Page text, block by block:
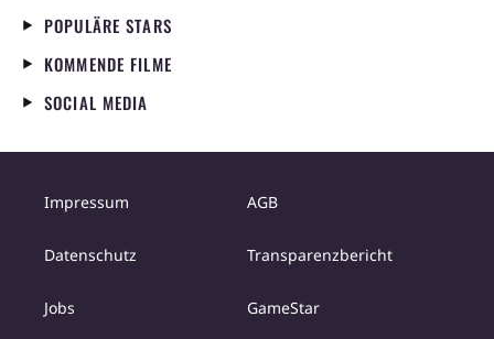
POPULÄRE STARS
KOMMENDE FILME
SOCIAL MEDIA
Impressum AGB
Datenschutz Transparenzbericht
Jobs GameStar